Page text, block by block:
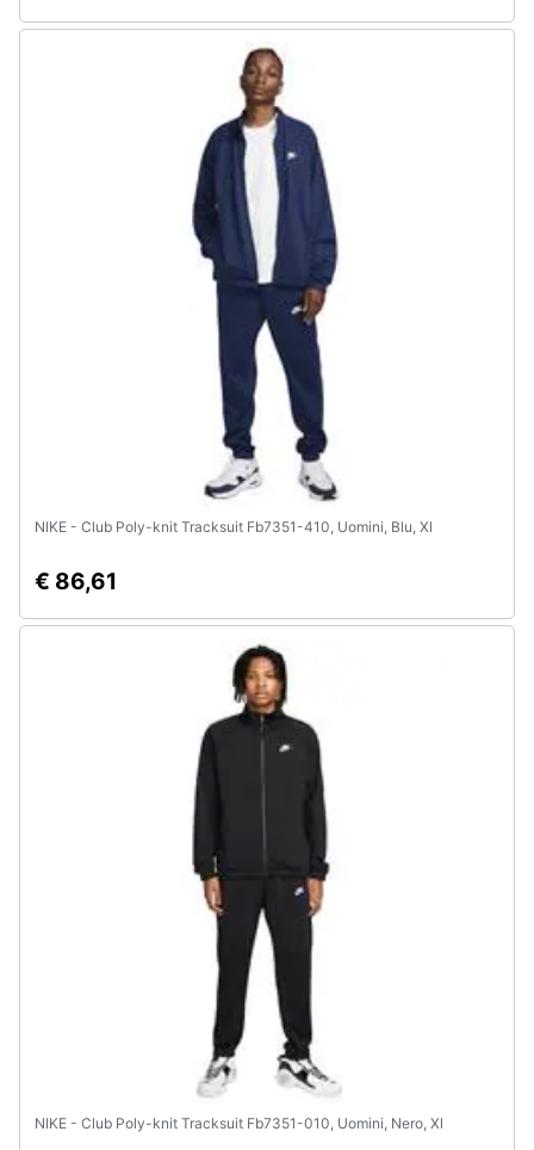
NIKE - Club Poly-knit Tracksuit Fb7351-410, Uomini, Blu, Xl
€ 86,61
NIKE - Club Poly-knit Tracksuit Fb7351-010, Uomini, Nero, Xl